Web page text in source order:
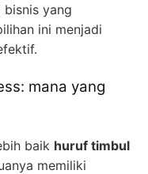
bisnis yang
ini menjadi
mana yang
baik huruf timbul
memiliki